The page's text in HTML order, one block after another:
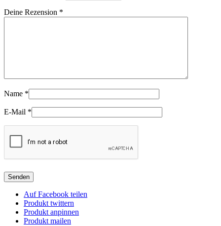
Deine Rezension *
Name *
E-Mail *
Auf Facebook teilen
Produkt twittern
Produkt anpinnen
Produkt mailen